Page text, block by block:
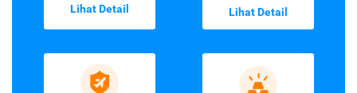
Lihat Detail Lihat Detail